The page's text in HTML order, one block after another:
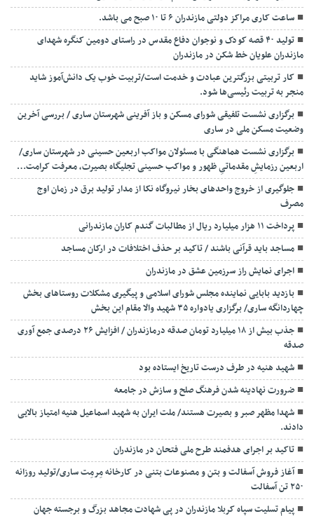
ساعت کاری مراکز دولتی مازندران ۶ تا ۱۰ صبح می باشد.
تولید ۴۰ قصه کودک و نوجوان دفاع مقدس در راستای دومین کنگره شهدای
مازندران علویان خط شکن در مازندران
کار تربیتی بزرگترین عبادت و خدمت است/تربیت خوب یک دانش‌آموز شاید
منجر به تربیت رئیسی‌ها شود.
برگزاری ‌نشست تلفیقی شورای مسکن و باز آفرینی شهرستان ساری / بررسی آخرین
وضعیت مسکن ملی در ساری
برگزاری نشست هماهنگی با مسئولان مواکب اربعین حسینی در شهرستان ساری/
اربعین رزمایشِ مقدماتیِ ظهور و مواکب حسینی تجلیگاه بصیرت، معرفت کرامت…
جلوگیری از خروج واحدهای بخار نیروگاه نکا از مدار تولید برق در زمان اوج
مصرف
پرداخت ۱۱ هزار میلیارد ریال از مطالبات گندم کاران مازندرانی
مساجد باید قرآنی باشند / تاکید بر حذف اختلافات در ارکان مساجد
اجرای نمایش راز سرزمین عشق در مازندران
بازدید بابایی نماینده مجلس شورای اسلامی و پیگیری مشکلات روستاهای بخش
چهاردانگه ساری/ برگزاری یادواره ۳۵ شهید والا مقام این بخش
جذب بیش از ۱۸ میلیارد تومان صدقه درمازندران / افزایش ۲۶ درصدی جمع آوری
صدقه
شهید هنیه در طرف درست تاریخ ایستاده بود
ضرورت نهادینه شدن فرهنگ صلح و سازش در جامعه
شهدا مظهر صبر و بصیرت هستند/ ملت ایران به شهید اسماعیل هنیه امتیاز بالایی
دادند.
تاکید بر اجرای هدفمند طرح ملی فتحان در مازندران
آغاز فروش آسفالت و بتن و مصنوعات بتنی در کارخانه مِرمِت ساری/تولید روزانه
۲۵۰ تن آسفالت
پیام تسلیت سپاه کربلا مازندران در پی شهادت مجاهد بزرگ و برجسته جهان